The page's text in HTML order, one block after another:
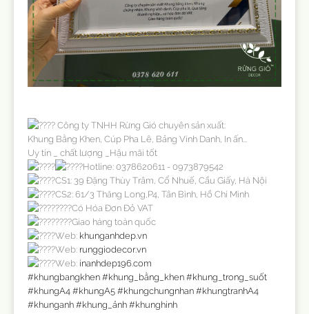
Công ty TNHH Rừng Gió chuyên sản xuất:
Khung Bằng Khen, Cúp Pha Lê, Bảng Vinh Danh, In ấn...
Uy tín _ chất lượng _Hậu mãi tốt
Hotline: 0378620611 - 0973879542
CS1: 39 Đặng Thùy Trâm, Cổ Nhuế, Cầu Giấy, Hà Nội
CS2: 61/3 Thăng Long,P4, Tân Bình, Hồ Chí Minh
Có Hóa Đơn Đỏ VAT
Giao hàng toàn quốc
Web: khunganhdep.vn
Web: runggiodecor.vn
Web: inanhdep196.com
#khungbangkhen#khung_bằng_khen#khung_trong_suốt
#khungA4#khungA5#khungchungnhan#khungtranhA4
#khunganh#khung_ảnh#khunghinh